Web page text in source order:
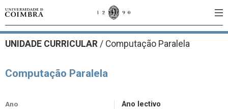
UNIDADE CURRICULAR / Computação Paralela
Computação Paralela
Ano Ano lectivo